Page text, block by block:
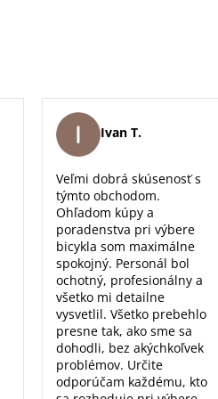
Ivan T.
Veľmi dobrá skúsenosť s
týmto obchodom.
Ohľadom kúpy a
poradenstva pri výbere
bicykla som maximálne
spokojný. Personál bol
ochotný, profesionálny a
všetko mi detailne
vysvetlil. Všetko prebehlo
presne tak, ako sme sa
dohodli, bez akýchkoľvek
problémov. Určite
odporúčam každému, kto